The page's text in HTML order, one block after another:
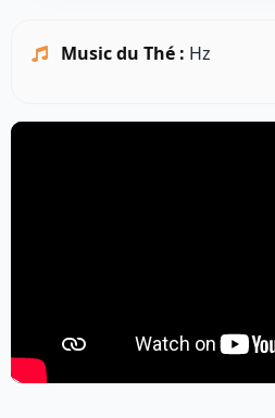
Music du Thé : Hz